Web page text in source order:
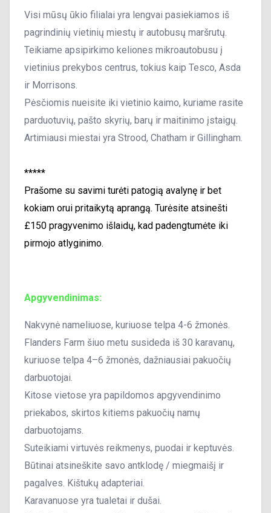
Visi mūsų ūkio filialai yra lengvai pasiekiamos iš
pagrindinių vietinių miestų ir autobusų maršrutų.
Teikiame apsipirkimo keliones mikroautobusu į
vietinius prekybos centrus, tokius kaip Tesco, Asda
ir Morrisons.
Pėsčiomis nueisite iki vietinio kaimo, kuriame rasite
parduotuvių, pašto skyrių, barų ir maitinimo įstaigų.
Artimiausi miestai yra Strood, Chatham ir Gillingham.
*****
Prašome su savimi turėti patogią avalynę ir bet
kokiam orui pritaikytą aprangą. Turėsite atsinešti
£150 pragyvenimo išlaidų, kad padengtumėte iki
pirmojo atlyginimo.
Apgyvendinimas:
Nakvynė nameliuose, kuriuose telpa 4-6 žmonės.
Flanders Farm šiuo metu susideda iš 30 karavanų,
kuriuose telpa 4–6 žmonės, dažniausiai pakuočių
darbuotojai.
Kitose vietose yra papildomos apgyvendinimo
priekabos, skirtos kitiems pakuočių namų
darbuotojams.
Suteikiami virtuvės reikmenys, puodai ir keptuvės.
Būtinai atsineškite savo antklodę / miegmaišį ir
pagalves. Kištukų adapteriai.
Karavanuose yra tualetai ir dušai.